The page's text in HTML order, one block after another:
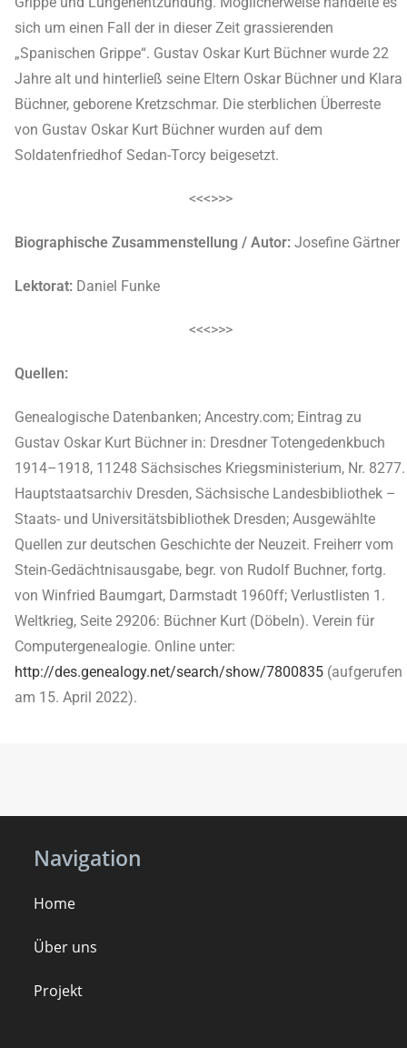
sich um einen Fall der in dieser Zeit grassierenden
„Spanischen Grippe“. Gustav Oskar Kurt Büchner wurde 22
Jahre alt und hinterließ seine Eltern Oskar Büchner und Klara
Büchner, geborene Kretzschmar. Die sterblichen Überreste
von Gustav Oskar Kurt Büchner wurden auf dem
Soldatenfriedhof Sedan-Torcy beigesetzt.
<<<>>>
Biographische Zusammenstellung / Autor: Josefine Gärtner
Lektorat: Daniel Funke
<<<>>>
Quellen:
Genealogische Datenbanken; Ancestry.com; Eintrag zu
Gustav Oskar Kurt Büchner in: Dresdner Totengedenkbuch
1914–1918, 11248 Sächsisches Kriegsministerium, Nr. 8277.
Hauptstaatsarchiv Dresden, Sächsische Landesbibliothek –
Staats- und Universitätsbibliothek Dresden; Ausgewählte
Quellen zur deutschen Geschichte der Neuzeit. Freiherr vom
Stein-Gedächtnisausgabe, begr. von Rudolf Buchner, fortg.
von Winfried Baumgart, Darmstadt 1960ff; Verlustlisten 1.
Weltkrieg, Seite 29206: Büchner Kurt (Döbeln). Verein für
Computergenealogie. Online unter:
http://des.genealogy.net/search/show/7800835 (aufgerufen
am 15. April 2022).
Navigation
Home
Über uns
Projekt